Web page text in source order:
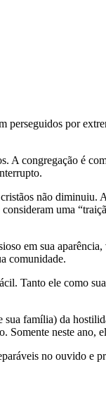
por
congregação é
não diminuiu.
uma
em sua
comunidade.
Tanto ele como
família) da
neste
​​no ouvido